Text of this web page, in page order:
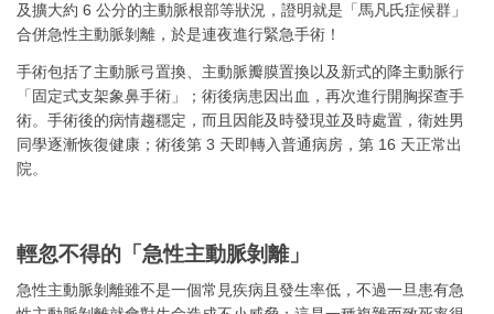
及擴大約 6 公分的主動脈根部等狀況，證明就是「馬凡氏症候群」
合併急性主動脈剝離，於是連夜進行緊急手術！
手術包括了主動脈弓置換、主動脈瓣膜置換以及新式的降主動脈行
「固定式支架象鼻手術」；術後病患因出血，再次進行開胸探查手
術。手術後的病情趨穩定，而且因能及時發現並及時處置，衛姓男
同學逐漸恢復健康；術後第 3 天即轉入普通病房，第 16 天正常出
院。
輕忽不得的「急性主動脈剝離」
急性主動脈剝離雖不是一個常見疾病且發生率低，不過一旦患有急